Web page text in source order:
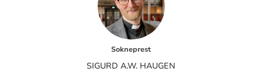
Sokneprest
SIGURD A.W. HAUGEN